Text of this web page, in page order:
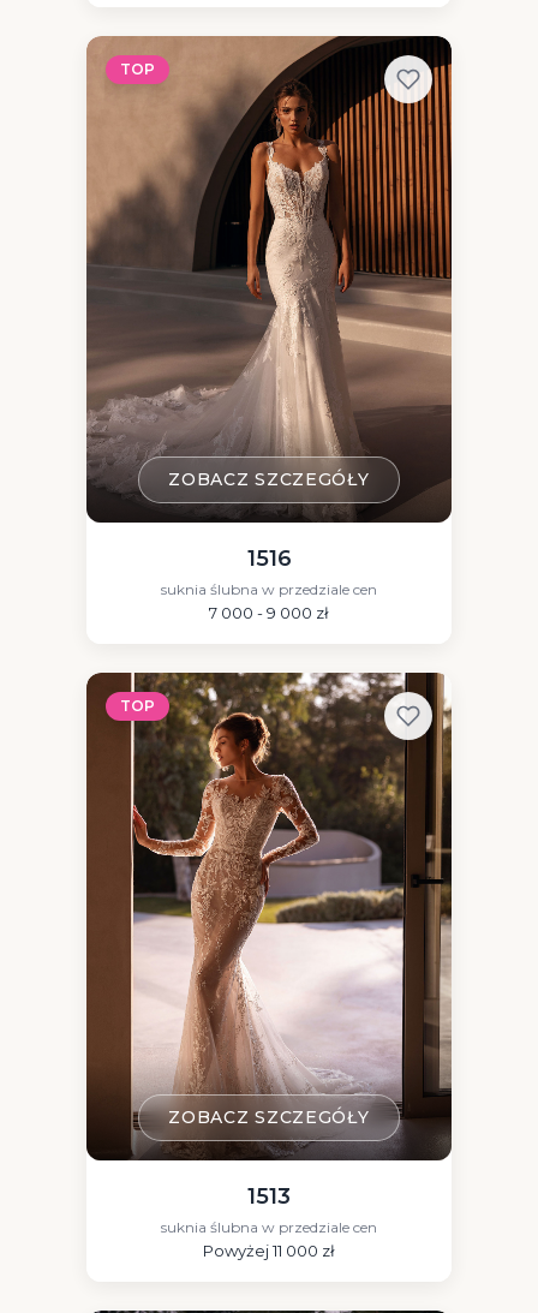
TOP
ZOBACZ SZCZEGÓŁY
1516
suknia ślubna w przedziale cen
7 000 - 9 000 zł
TOP
ZOBACZ SZCZEGÓŁY
1513
suknia ślubna w przedziale cen
Powyżej 11 000 zł